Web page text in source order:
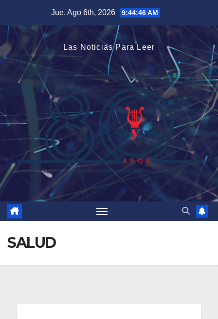
contenido
Jue. Ago 6th, 2026 9:44:46 AM
Las Noticias Para Leer
SALUD